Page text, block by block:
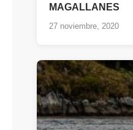
MAGALLANES
27 noviembre, 2020